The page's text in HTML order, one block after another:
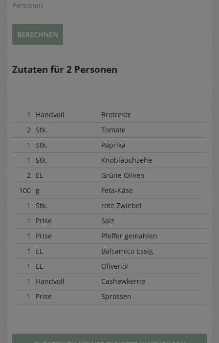
Personen
BERECHNEN
Zutaten für 2 Personen
1 Handvoll
Brotreste
2 Stk.
Tomate
1
Stk.
Paprika
1
Stk.
Knoblauchzehe
2 EL
Grüne Oliven
100 g
Feta-Käse
1
Stk.
rote Zwiebel
1
Prise
Salz
1
Prise
Pfeffer gemahlen
1
EL
Balsamico Essig
1
EL
Olivenöl
1
Handvoll
Cashewkerne
1
Prise Sprossen